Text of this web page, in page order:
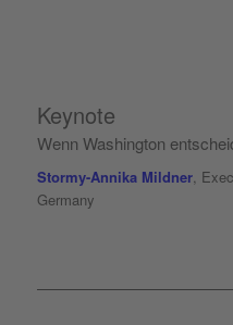
Keynote
Wenn Washington
Stormy-Annika Mildner,
Germany